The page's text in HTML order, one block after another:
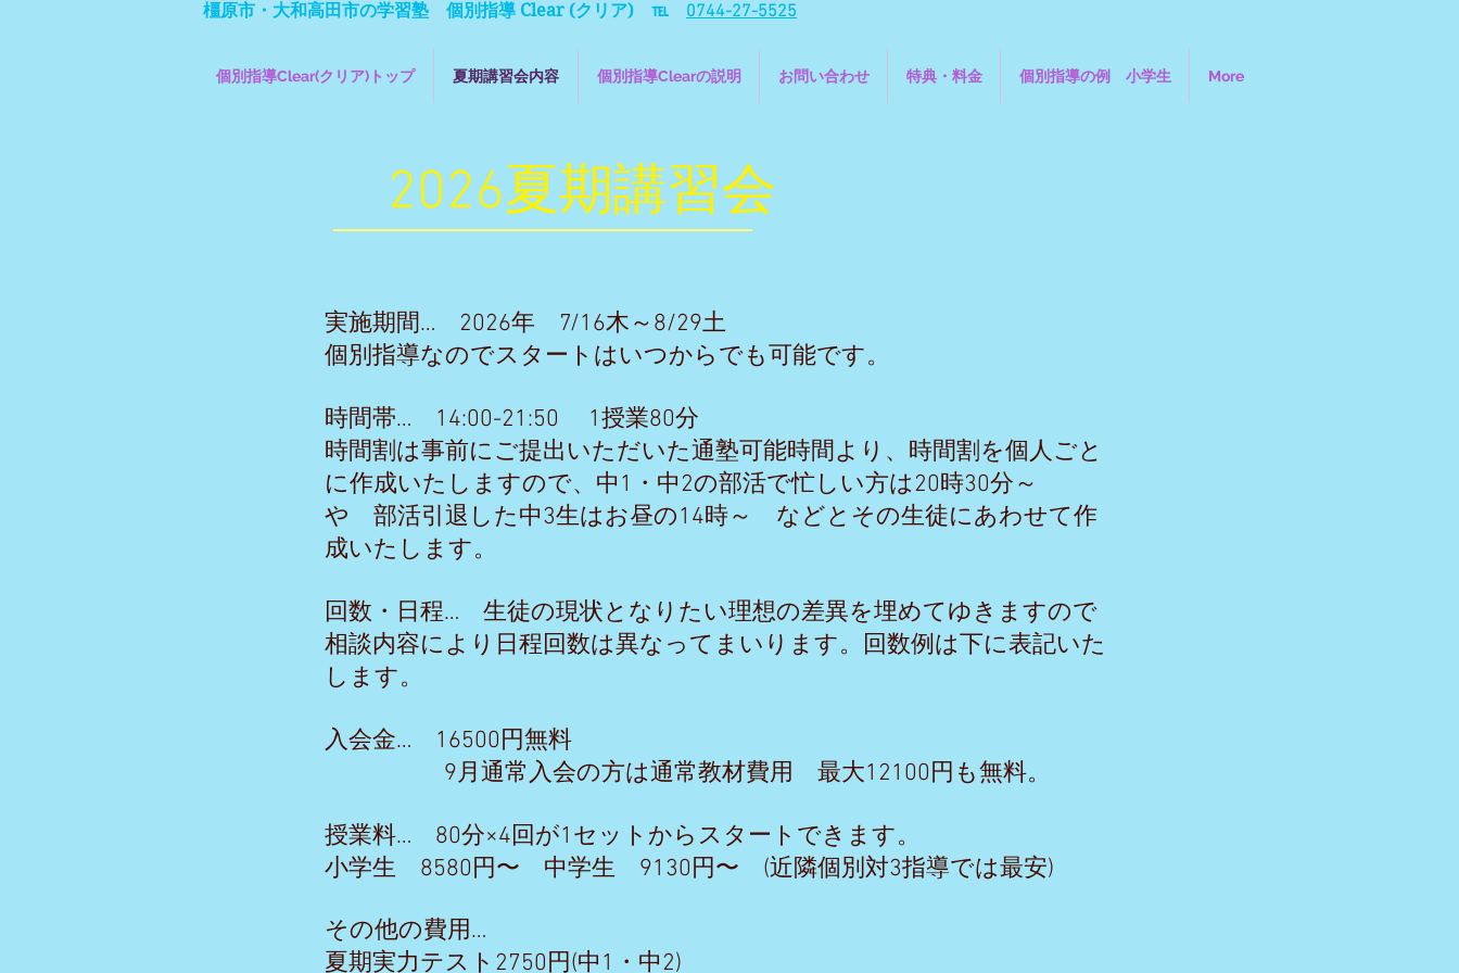
2026夏期講習会
実施期間… 2026年 7/16木～8/29土
個別指導なのでスタートはいつからでも可能です。
時間帯… 14:00-21:50 1授業80分
時間割は事前にご提出いただいた通塾可能時間より、時間割を個人ごと
に作成いたしますので、中1・中2の部活で忙しい方は20時30分～
や 部活引退した中3生はお昼の14時～ などとその生徒にあわせて作
成いたします。
回数・日程… 生徒の現状となりたい理想の差異を埋めてゆきますので
相談内容により日程回数は異なってまいります。回数例は下に表記いた
します。
入会金… 16500円無料
9月通常入会の方は通常教材費用 最大12100円も無料。
授業料… 80分×4回が1セットからスタートできます。
小学生 8580円〜 中学生 9130円〜 (近隣個別対3指導では最安)
その他の費用…
夏期実力テスト2750円(中1・中2)
個別指導Clear(クリア)トップ 夏期講習会内容 個別指導Clearの説明 お問い合わせ 特典・料金 個別指導の例 小学生 More
橿原市・大和高田市の学習塾 個別指導 Clear (クリア) ℡ 0744-27-5525